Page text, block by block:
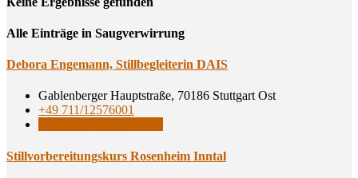
Alle Einträge in Saugverwirrung
Debo­ra Enge­mann, Still­be­glei­te­rin DAIS
Gablenberger Hauptstraße, 70186 Stuttgart Ost
+49 711/12576001
Still­vor­be­rei­tungs­kurs Rosen­heim Inntal